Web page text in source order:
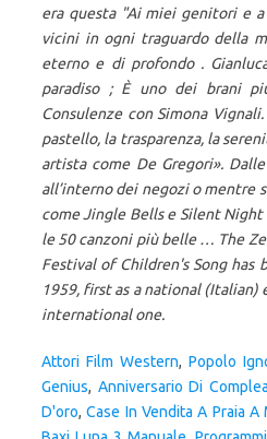
era questa "Ai miei genitori e
vicini in ogni traguardo della
eterno e di profondo .
paradiso ; È uno dei brani
Consulenze con Simona
pastello, la trasparenza, la
artista come De Gregori».
all’interno dei negozi o mentre
come Jingle Bells e Silent Night
le 50 canzoni più belle … The
Festival of Children's Song has
1959, first as a national (Italian)
international one.
Attori Film Western, Popolo
Genius, Anniversario Di
D'oro,Case In Vendita A Praia A